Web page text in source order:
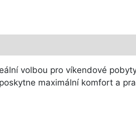
volbou pro víkendové
maximální komfort a